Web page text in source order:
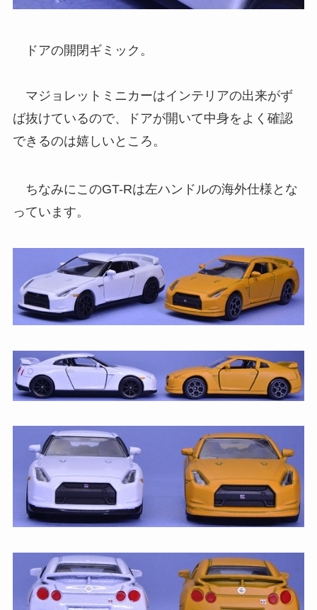
ドアの開閉ギミック。
マジョレットミニカーはインテリアの出来がず
ば抜けているので、ドアが開いて中身をよく確認
できるのは嬉しいところ。
ちなみにこのGT-Rは左ハンドルの海外仕様とな
っています。